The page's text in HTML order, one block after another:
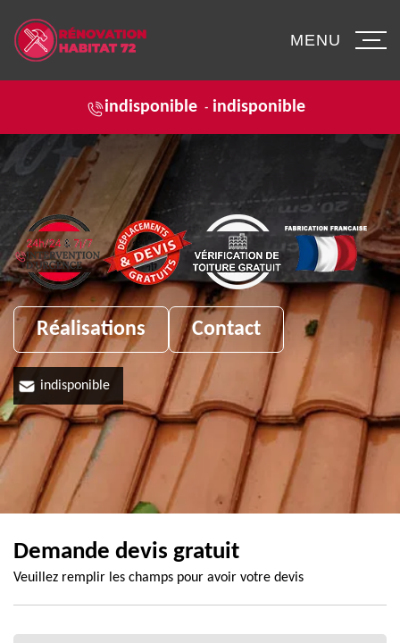
indisponible - indisponible
MENU
Réalisations Contact
indisponible
Demande devis gratuit
Veuillez remplir les champs pour avoir votre devis